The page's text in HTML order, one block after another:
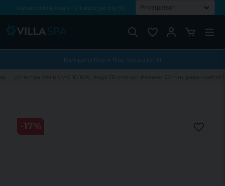
Rabattkod i kassan - Villaspa ger dig 5%
Kampanj! Köp 4 filter betala för 3!
UV-lampa Wellis UV-C 10-16W, längd 315 mm och diameter 20 mm, passar rostfritt
-17%